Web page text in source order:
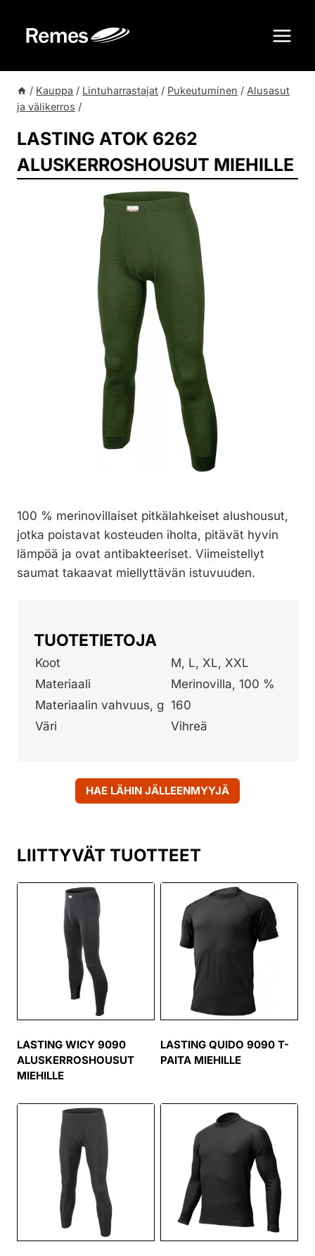
sisältöön
/ Kauppa / Lintuharrastajat / Pukeutuminen / Alusasut
ja välikerros /
LASTING ATOK 6262
ALUSKERROSHOUSUT MIEHILLE
100 % merinovillaiset pitkälahkeiset alushousut,
jotka poistavat kosteuden iholta, pitävät hyvin
lämpöä ja ovat antibakteeriset. Viimeistellyt
saumat takaavat miellyttävän istuvuuden.
TUOTETIETOJA
Koot
M, L, XL, XXL
Materiaali
Merinovilla, 100 %
Materiaalin vahvuus, g 160
Väri
Vihreä
HAE LÄHIN JÄLLEENMYYJÄ
LIITTYVÄT TUOTTEET
LASTING WICY 9090
ALUSKERROSHOUSUT
MIEHILLE
LASTING QUIDO 9090 T-
PAITA MIEHILLE